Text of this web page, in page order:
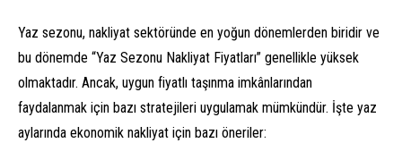
Yaz sezonu, nakliyat sektöründe en yoğun dönemlerden biridir ve
bu dönemde “Yaz Sezonu Nakliyat Fiyatları” genellikle yüksek
olmaktadır. Ancak, uygun fiyatlı taşınma imkânlarından
faydalanmak için bazı stratejileri uygulamak mümkündür. İşte yaz
aylarında ekonomik nakliyat için bazı öneriler: